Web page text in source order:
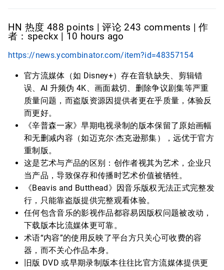
HN 热度 488 points | 评论 243 comments | 作
者：speckx | 10 hours ago
https://news.ycombinator.com/item?id=48357154
官方流媒体（如 Disney+）存在音轨缺失、剪辑错
误、AI 升频伪 4K、画面裁切、删除争议剧集等严重
质量问题，而盗版资源因提供者更在乎质量，体验反
而更好。
《辛普森一家》早期电视录制的版本保留了原始画幅
和无删减内容（如迈克尔·杰克逊那集），远优于官方
重制版。
这是艺术与产品的区别：创作者视其为艺术，企业只
当产品，导致保存和传播时艺术价值被牺牲。
《Beavis and Butthead》因音乐版权无法正式完整发
行，只能靠盗版提供完整观看体验。
任何包含音乐的影视作品都容易因版权问题被改动，
下载版本比流媒体更可靠。
术语“内容”的使用反映了平台方只关心可收费的容
器，而不关心作品本身。
旧版 DVD 或早期录制版本往往比官方流媒体提供更